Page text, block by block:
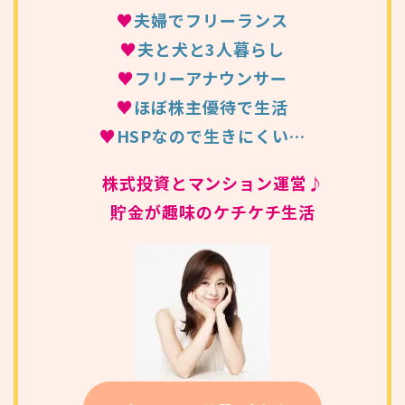
♥夫婦でフリーランス
♥夫と犬と3人暮らし
♥フリーアナウンサー
♥ほぼ株主優待で生活
♥HSPなので生きにくい…
株式投資とマンション運営♪
貯金が趣味のケチケチ生活